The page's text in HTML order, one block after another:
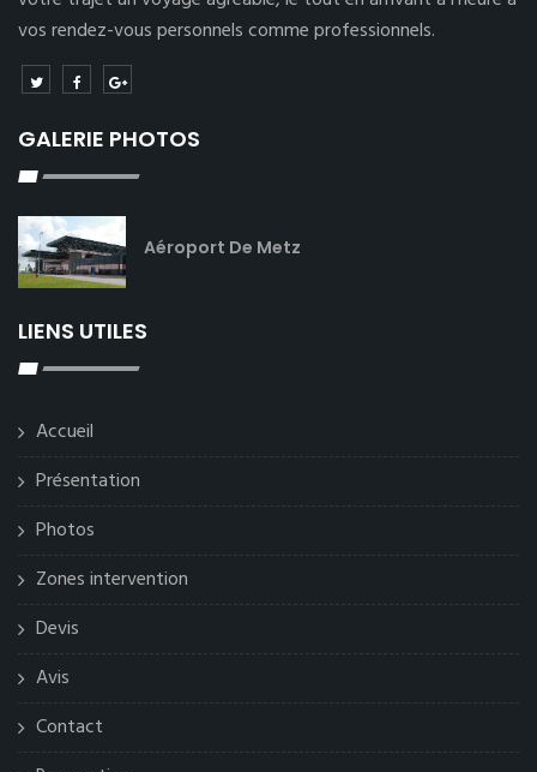
vos rendez-vous personnels comme professionnels.
GALERIE PHOTOS
Aéroport De Metz
LIENS UTILES
Accueil
Présentation
Photos
Zones intervention
Devis
Avis
Contact